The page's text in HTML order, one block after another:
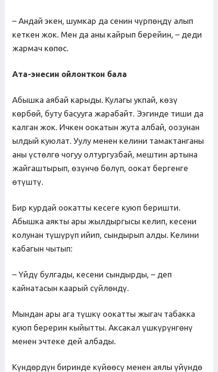
– Андай экен, шумкар да сенин чүрпөңдү алып
кеткен жок. Мен да аны кайрып берейин, – деди
жармач көпөс.
Ата-энесин ойлонткон бала
Абышка аябай карыды. Кулагы укпай, көзү
көрбөй, буту басууга жарабайт. Ээгинде тиши да
калган жок. Ичкен оокатын жута албай, оозунан
ылдый куюлат. Уулу менен келини тамактанганы
аны үстөлгө чогуу олтургузбай, мештин артына
жайгаштырып, өзүнчө бөлүп, оокат бергенге
өтүштү.
Бир курдай оокатты кесеге куюп беришти.
Абышка аякты ары жылдыргысы келип, кесени
колунан түшүрүп ийип, сындырып алды. Келини
кабагын чытып:
– Үйдү булгады, кесени сындырды, – деп
кайнатасын каарый сүйлөндү.
Мындан ары ага түшкү оокатты жыгач табакка
куюп берерин кыйытты. Аксакал үшкүрүнгөнү
менен эчтеке дей албады.
Күндөрдүн биринде күйөөсү менен аялы үйүндө